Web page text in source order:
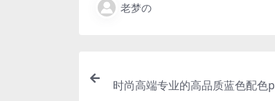
老梦の
时尚高端专业的高品质蓝色配